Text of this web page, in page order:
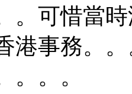
。可惜當
港事務。
。。。